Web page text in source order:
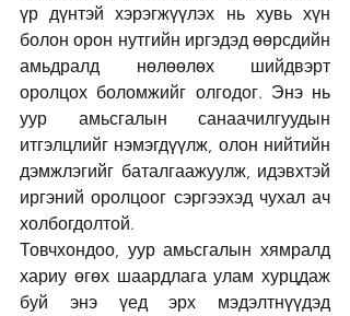
үр дүнтэй хэрэгжүүлэх нь хувь хүн
болон орон нутгийн иргэдэд өөрсдийн
амьдралд нөлөөлөх шийдвэрт
оролцох боломжийг олгодог. Энэ нь
уур амьсгалын санаачилгуудын
итгэлцлийг нэмэгдүүлж, олон нийтийн
дэмжлэгийг баталгаажуулж, идэвхтэй
иргэний оролцоог сэргээхэд чухал ач
холбогдолтой.
Товчхондоо, уур амьсгалын хямралд
хариу өгөх шаардлага улам хурцдаж
буй энэ үед эрх мэдэлтнүүдэд